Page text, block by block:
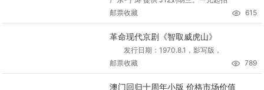
邮票收藏
615
革命现代京剧《智取威虎山》
发行日期：1970.8.1，影写版，
邮票收藏
789
澳门回归十周年小版 价格市场价值